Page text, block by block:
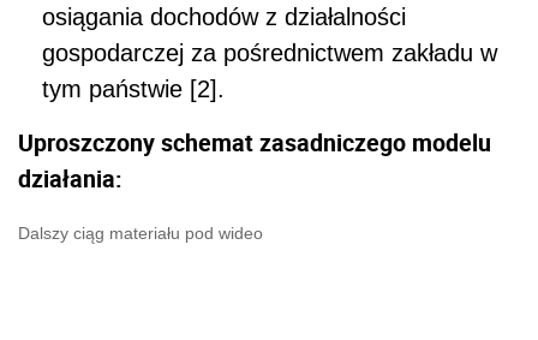
osiągania dochodów z działalności
gospodarczej za pośrednictwem zakładu w
tym państwie [2].
Uproszczony schemat zasadniczego modelu
działania:
Dalszy ciąg materiału pod wideo